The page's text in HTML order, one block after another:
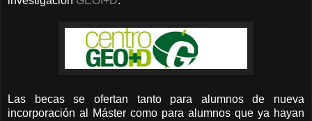
Las becas se ofertan tanto para alumnos de nueva
incorporación al Máster como para alumnos que ya hayan